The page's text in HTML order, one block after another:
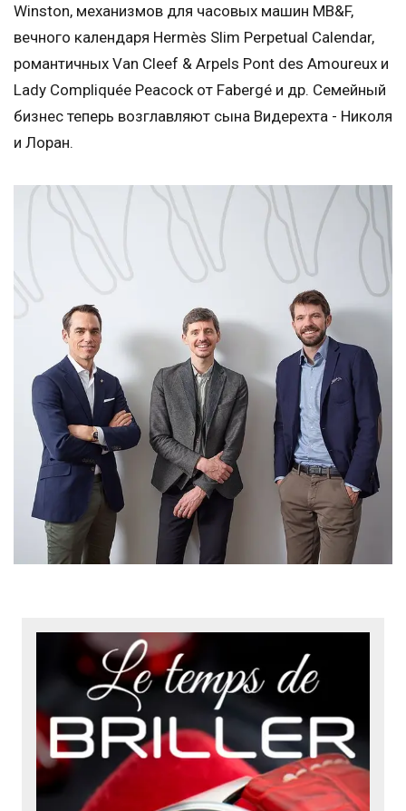
Winston, механизмов для часовых машин MB&F,
вечного календаря Hermès Slim Perpetual Calendar,
романтичных Van Cleef & Arpels Pont des Amoureux и
Lady Compliquée Peacock от Fabergé и др. Семейный
бизнес теперь возглавляют сына Видерехта - Николя
и Лоран.